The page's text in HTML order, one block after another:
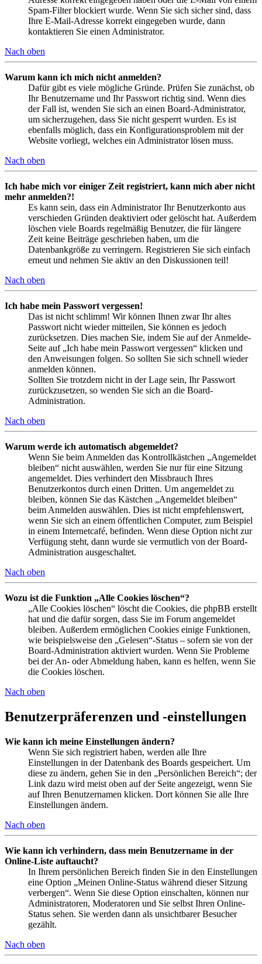
Spam-Filter blockiert wurde. Wenn Sie sich sicher sind, dass
Ihre E-Mail-Adresse korrekt eingegeben wurde, dann
kontaktieren Sie einen Administrator.
Nach oben
Warum kann ich mich nicht anmelden?
Dafür gibt es viele mögliche Gründe. Prüfen Sie zunächst, ob
Ihr Benutzername und Ihr Passwort richtig sind. Wenn dies
der Fall ist, wenden Sie sich an einen Board-Administrator,
um sicherzugehen, dass Sie nicht gesperrt wurden. Es ist
ebenfalls möglich, dass ein Konfigurationsproblem mit der
Website vorliegt, welches ein Administrator lösen muss.
Nach oben
Ich habe mich vor einiger Zeit registriert, kann mich aber nicht
mehr anmelden?!
Es kann sein, dass ein Administrator Ihr Benutzerkonto aus
verschieden Gründen deaktiviert oder gelöscht hat. Außerdem
löschen viele Boards regelmäßig Benutzer, die für längere
Zeit keine Beiträge geschrieben haben, um die
Datenbankgröße zu verringern. Registrieren Sie sich einfach
erneut und nehmen Sie aktiv an den Diskussionen teil!
Nach oben
Ich habe mein Passwort vergessen!
Das ist nicht schlimm! Wir können Ihnen zwar Ihr altes
Passwort nicht wieder mitteilen, Sie können es jedoch
zurücksetzen. Dies machen Sie, indem Sie auf der Anmelde-
Seite auf „Ich habe mein Passwort vergessen“ klicken und
den Anweisungen folgen. So sollten Sie sich schnell wieder
anmelden können.
Sollten Sie trotzdem nicht in der Lage sein, Ihr Passwort
zurückzusetzen, so wenden Sie sich an die Board-
Administration.
Nach oben
Warum werde ich automatisch abgemeldet?
Wenn Sie beim Anmelden das Kontrollkästchen „Angemeldet
bleiben“ nicht auswählen, werden Sie nur für eine Sitzung
angemeldet. Dies verhindert den Missbrauch Ihres
Benutzerkontos durch einen Dritten. Um angemeldet zu
bleiben, können Sie das Kästchen „Angemeldet bleiben“
beim Anmelden auswählen. Dies ist nicht empfehlenswert,
wenn Sie sich an einem öffentlichen Computer, zum Beispiel
in einem Internetcafé, befinden. Wenn diese Option nicht zur
Verfügung steht, dann wurde sie vermutlich von der Board-
Administration ausgeschaltet.
Nach oben
Wozu ist die Funktion „Alle Cookies löschen“?
„Alle Cookies löschen“ löscht die Cookies, die phpBB erstellt
hat und die dafür sorgen, dass Sie im Forum angemeldet
bleiben. Außerdem ermöglichen Cookies einige Funktionen,
wie beispielsweise den „Gelesen“-Status – sofern sie von der
Board-Administration aktiviert wurden. Wenn Sie Probleme
bei der An- oder Abmeldung haben, kann es helfen, wenn Sie
die Cookies löschen.
Nach oben
Benutzerpräferenzen und -einstellungen
Wie kann ich meine Einstellungen ändern?
Wenn Sie sich registriert haben, werden alle Ihre
Einstellungen in der Datenbank des Boards gespeichert. Um
diese zu ändern, gehen Sie in den „Persönlichen Bereich“; der
Link dazu wird meist oben auf der Seite angezeigt, wenn Sie
auf Ihren Benutzernamen klicken. Dort können Sie alle Ihre
Einstellungen ändern.
Nach oben
Wie kann ich verhindern, dass mein Benutzername in der
Online-Liste auftaucht?
In Ihrem persönlichen Bereich finden Sie in den Einstellungen
eine Option „Meinen Online-Status während dieser Sitzung
verbergen“. Wenn Sie diese Option einschalten, können nur
Administratoren, Moderatoren und Sie selbst Ihren Online-
Status sehen. Sie werden dann als unsichtbarer Besucher
gezählt.
Nach oben